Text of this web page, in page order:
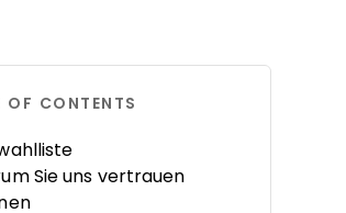
OF CONTENTS
Sie uns vertrauen